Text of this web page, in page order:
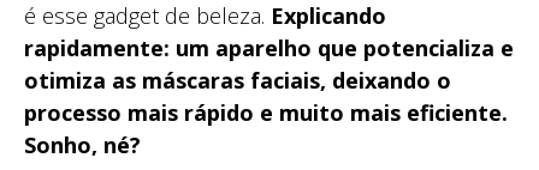
é esse gadget de beleza. Explicando
rapidamente: um aparelho que potencializa e
otimiza as máscaras faciais, deixando o
processo mais rápido e muito mais eficiente.
Sonho, né?